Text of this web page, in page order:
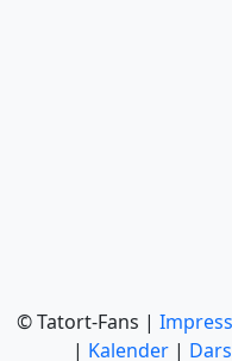
© Tatort-Fans |
| Kalender |